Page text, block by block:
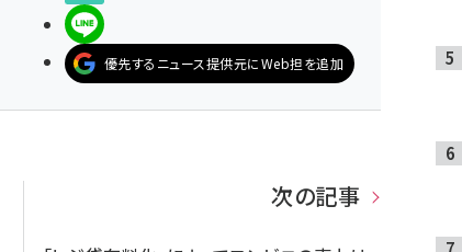
LINEで送る
優先するニュース提供元にWeb担を追加
次の記事